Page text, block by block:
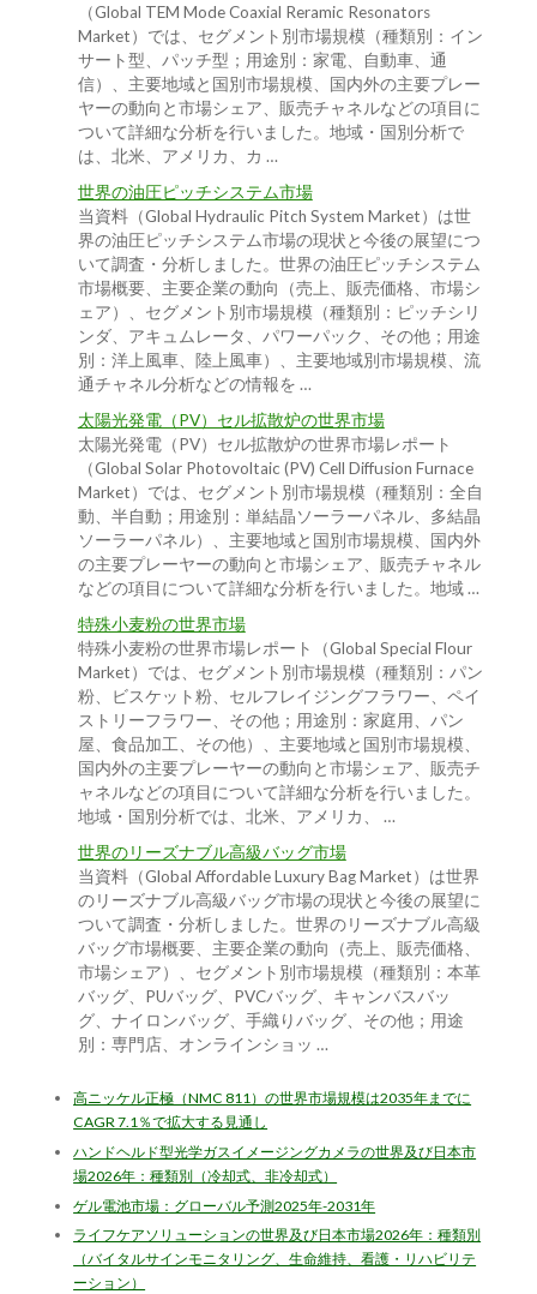
（Global TEM Mode Coaxial Reramic Resonators
Market）では、セグメント別市場規模（種類別：イン
サート型、パッチ型；用途別：家電、自動車、通
信）、主要地域と国別市場規模、国内外の主要プレー
ヤーの動向と市場シェア、販売チャネルなどの項目に
ついて詳細な分析を行いました。地域・国別分析で
は、北米、アメリカ、カ …
世界の油圧ピッチシステム市場
当資料（Global Hydraulic Pitch System Market）は世
界の油圧ピッチシステム市場の現状と今後の展望につ
いて調査・分析しました。世界の油圧ピッチシステム
市場概要、主要企業の動向（売上、販売価格、市場シ
ェア）、セグメント別市場規模（種類別：ピッチシリ
ンダ、アキュムレータ、パワーパック、その他；用途
別：洋上風車、陸上風車）、主要地域別市場規模、流
通チャネル分析などの情報を …
太陽光発電（PV）セル拡散炉の世界市場
太陽光発電（PV）セル拡散炉の世界市場レポート
（Global Solar Photovoltaic (PV) Cell Diffusion Furnace
Market）では、セグメント別市場規模（種類別：全自
動、半自動；用途別：単結晶ソーラーパネル、多結晶
ソーラーパネル）、主要地域と国別市場規模、国内外
の主要プレーヤーの動向と市場シェア、販売チャネル
などの項目について詳細な分析を行いました。地域 …
特殊小麦粉の世界市場
特殊小麦粉の世界市場レポート（Global Special Flour
Market）では、セグメント別市場規模（種類別：パン
粉、ビスケット粉、セルフレイジングフラワー、ペイ
ストリーフラワー、その他；用途別：家庭用、パン
屋、食品加工、その他）、主要地域と国別市場規模、
国内外の主要プレーヤーの動向と市場シェア、販売チ
ャネルなどの項目について詳細な分析を行いました。
地域・国別分析では、北米、アメリカ、 …
世界のリーズナブル高級バッグ市場
当資料（Global Affordable Luxury Bag Market）は世界
のリーズナブル高級バッグ市場の現状と今後の展望に
ついて調査・分析しました。世界のリーズナブル高級
バッグ市場概要、主要企業の動向（売上、販売価格、
市場シェア）、セグメント別市場規模（種類別：本革
バッグ、PUバッグ、PVCバッグ、キャンバスバッ
グ、ナイロンバッグ、手織りバッグ、その他；用途
別：専門店、オンラインショッ …
高ニッケル正極（NMC 811）の世界市場規模は2035年までに
CAGR 7.1％で拡大する見通し
ハンドヘルド型光学ガスイメージングカメラの世界及び日本市
場2026年：種類別（冷却式、非冷却式）
ゲル電池市場：グローバル予測2025年-2031年
ライフケアソリューションの世界及び日本市場2026年：種類別
（バイタルサインモニタリング、生命維持、看護・リハビリテ
ーション）